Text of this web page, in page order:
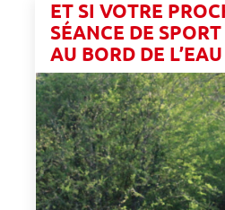
ET SI VOTRE
SÉANCE DE
AU BORD DE L’EAU